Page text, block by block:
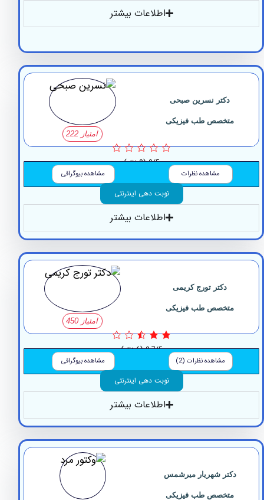
اطلاعات بیشتر
دکتر نسرین صبحی
متخصص طب فیزیکی
0/5 (0 نظر)
مشاهده نظرات مشاهده بیوگرافی
نوبت دهی اینترنتی
اطلاعات بیشتر
دکتر تورج کریمی
متخصص طب فیزیکی
2.7/5 (6 نظر)
مشاهده نظرات (2) مشاهده بیوگرافی
نوبت دهی اینترنتی
اطلاعات بیشتر
شهریار میرشمس
متخصص طب فیزیکی